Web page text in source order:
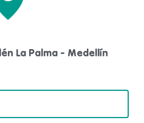
La Palma - Medellín